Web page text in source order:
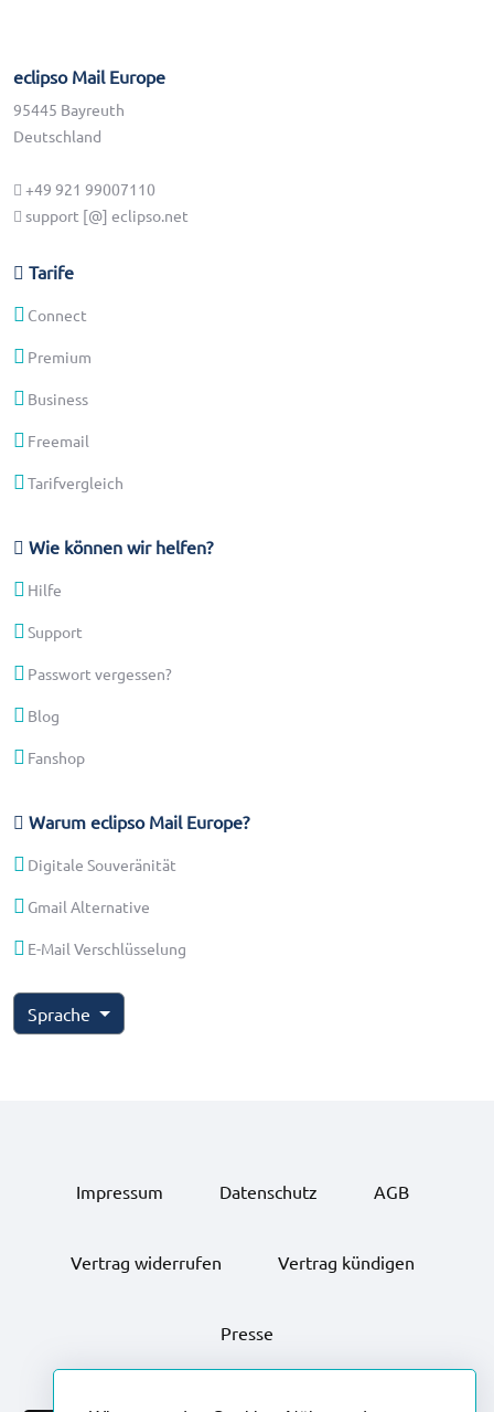
eclipso Mail Europe
95445 Bayreuth
Deutschland
+49 921 99007110
support [@] eclipso.net
Tarife
Connect
Premium
Business
Freemail
Tarifvergleich
Wie können wir helfen?
Hilfe
Support
Passwort vergessen?
Blog
Fanshop
Warum eclipso Mail Europe?
Digitale Souveränität
Gmail Alternative
E-Mail Verschlüsselung
Sprache
Impressum Datenschutz AGB
Vertrag widerrufen Vertrag kündigen
Presse